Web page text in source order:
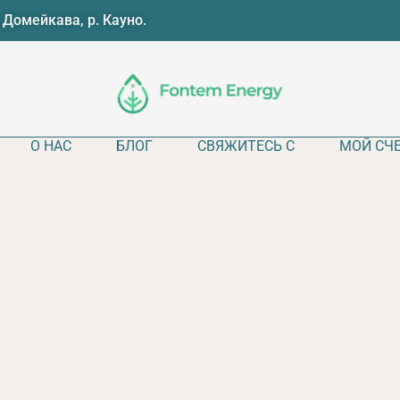
Домейкава, р. Кауно.
О НАС БЛОГ СВЯЖИТЕСЬ С МОЙ